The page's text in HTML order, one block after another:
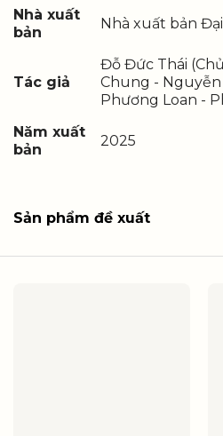
Nhà xuất
bản
Nhà xuất bản
Tác giả
Đỗ Đức Thái
Chung - Nguyễn
Phương Loan -
Năm xuất
bản
2025
Sản phẩm đề xuất